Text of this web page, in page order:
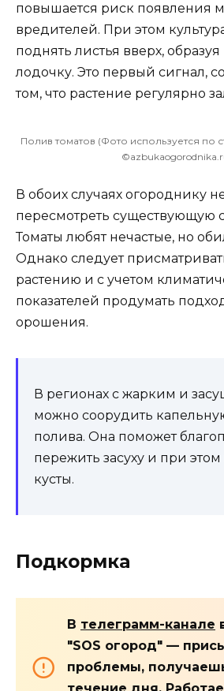
повышается риск появления
вредителей. При этом
поднять листья вверх,
лодочку. Это первый сигнал,
том, что растение регулярно
Полив томатов (Фото используется по
В обоих случаях огороднику
пересмотреть существующую
Томаты любят нечастые, но
Однако следует
растению и с учетом
показателей продумать
орошения.
В регионах с жарким и
можно соорудить
полива. Она поможет
пережить засуху и при этом
кусты.
Подкормка
В телеграмм-канале
"SOS огород" —
проблемы,